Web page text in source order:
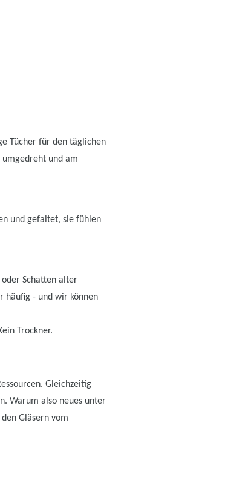
Tücher für den täglichen
umgedreht und am
und gefaltet, sie fühlen
oder Schatten alter
häufig - und wir können
Trockner.
Gleichzeitig
Warum also neues unter
Gläsern vom